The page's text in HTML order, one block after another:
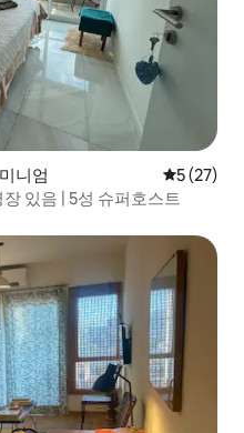
니엄 평점 5점
5 (27)
있음 | 5성 슈퍼호스트